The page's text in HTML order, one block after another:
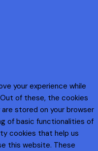
your experience while
of these, the cookies
stored on your browser
of basic functionalities of
cookies that help us
this website. These